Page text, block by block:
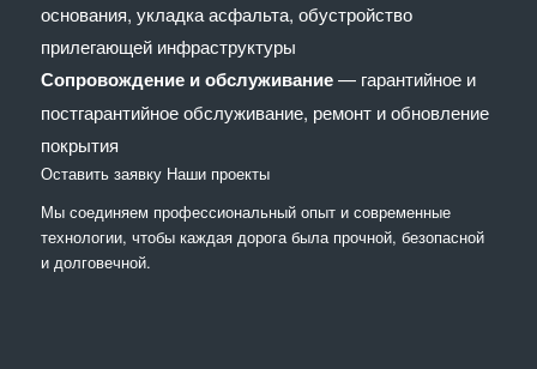
основания, укладка асфальта, обустройство
прилегающей инфраструктуры
Сопровождение и обслуживание— гарантийное и
постгарантийное обслуживание, ремонт и обновление
покрытия
Оставить заявку Наши проекты
Мы соединяем профессиональный опыт и современные
технологии, чтобы каждая дорога была прочной, безопасной
и долговечной.